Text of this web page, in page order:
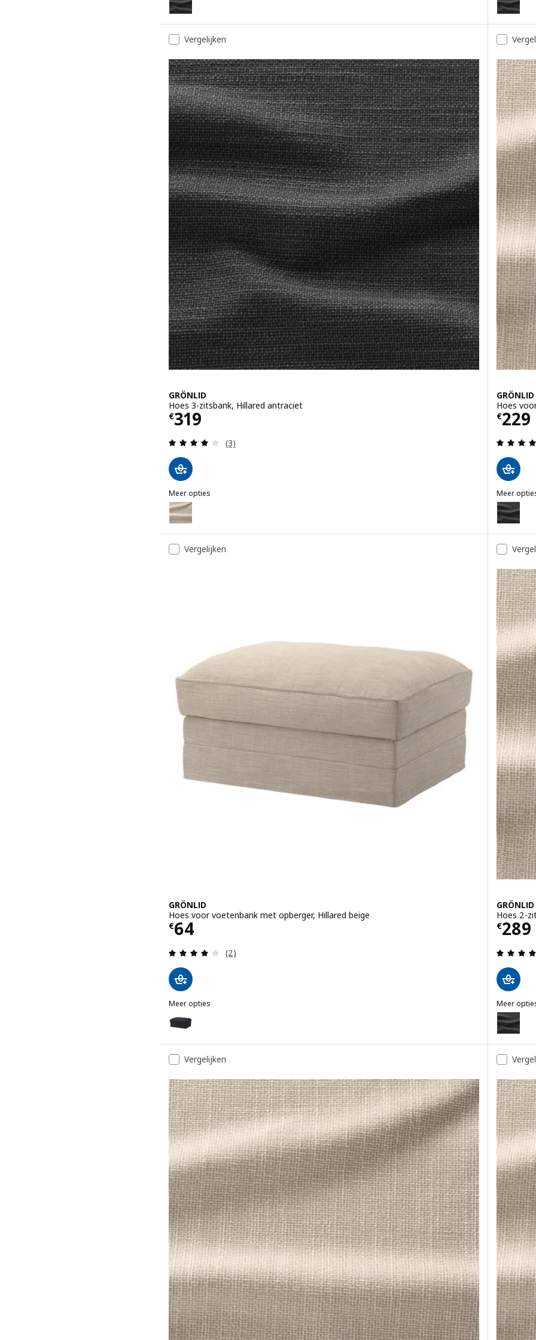
Vergelijken
GRÖNLID
Hoes 3-zitsbank, Hillared antraciet
€319
Prijs € 319
Beoordeling: 4 van 5 sterren. Totaal beoordelingen:
(3)
Meer opties
GRÖNLID
Optie: GRÖNLID, Hoes 3-zitsbank, Hillared beige
GRÖNLID
Hoes
€229
Prijs
Meer
GRÖNLID
Optie:
Vergelijken
GRÖNLID
Hoes voor voetenbank met opberger, Hillared beige
€64
Prijs € 64
Beoordeling: 4 van 5 sterren. Totaal beoordelingen:
(2)
Meer opties
Optie: GRÖNLID, Hoes voor voetenbank met opberger, Hillared antraciet
GRÖNLID
Hoes 2-
€289
Prijs
Meer
GRÖNLID
Optie:
Vergelijken